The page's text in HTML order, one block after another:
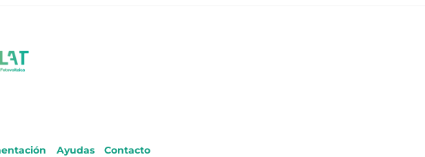
Ayudas Contacto